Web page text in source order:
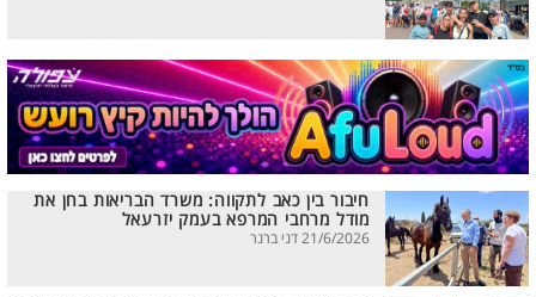
חיבור בין כאב לתקווה: משרד הבריאות בחן את
מודל מרחבי המרפא בעמק יזרעאל
21/6/2026 דני ברנר